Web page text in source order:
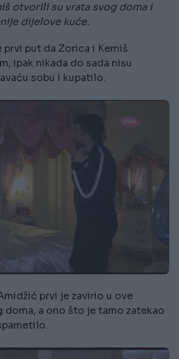
otvorili su vrata svog doma i
dijelove kuće.
prvi put da Zorica i Kemiš
ipak nikada do sada nisu
sobu i kupatilo.
prvi je zavirio u ove
a ono što je tamo zatekao